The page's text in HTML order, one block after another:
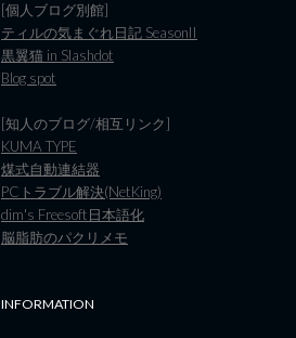
[個人ブログ別館]
ティルの気まぐれ日記 SeasonII
黒翼猫 in Slashdot
Blog spot
[知人のブログ/相互リンク]
KUMA TYPE
煤式自動連結器
PCトラブル解決(NetKing)
dim's Freesoft日本語化
脳脂肪のパクリメモ
INFORMATION